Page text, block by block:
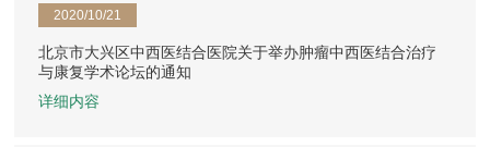
2020/10/21
北京市大兴区中西医结合医院关于举办肿瘤中西医结合治疗
与康复学术论坛的通知
详细内容